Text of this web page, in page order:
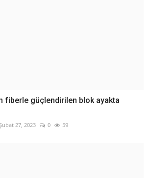
fiberle güçlendirilen blok ayakta
27, 2023 0 59